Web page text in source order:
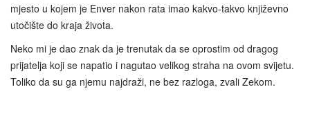
mjesto u kojem je Enver nakon rata imao kakvo-takvo književno
utočište do kraja života.
Neko mi je dao znak da je trenutak da se oprostim od dragog
prijatelja koji se napatio i nagutao velikog straha na ovom svijetu.
Toliko da su ga njemu najdraži, ne bez razloga, zvali Zekom.